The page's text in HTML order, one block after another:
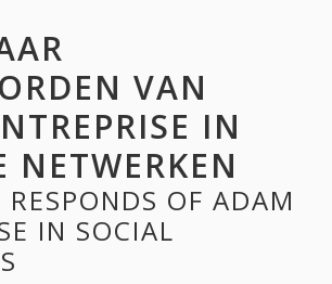
VAN
IN
NETWERKEN
RESPONDS OF ADAM
IN SOCIAL